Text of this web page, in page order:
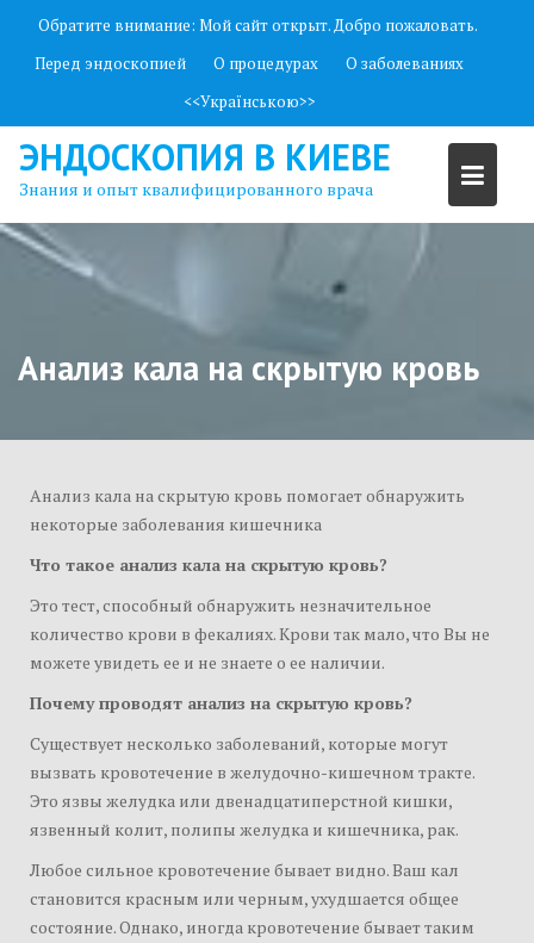
й
с
м
Обратите внимание: Мой сайт открыт. Добро пожаловать.
Перед эндоскопией
О процедурах
О заболеваниях
<<Українською>>
ЭНДОСКОПИЯ В КИЕВЕ
Знания и опыт квалифицированного врача
Анализ кала на скрытую кровь
Анализ кала на скрытую кровь помогает обнаружить
некоторые заболевания кишечника
Что такое анализ кала на скрытую кровь?
Это тест, способный обнаружить незначительное
количество крови в фекалиях. Крови так мало, что Вы не
можете увидеть ее и не знаете о ее наличии.
Почему проводят анализ на скрытую кровь?
Существует несколько заболеваний, которые могут
вызвать кровотечение в желудочно-кишечном тракте.
Это язвы желудка или двенадцатиперстной кишки,
язвенный колит, полипы желудка и кишечника, рак.
Любое сильное кровотечение бывает видно. Ваш кал
становится красным или черным, ухудшается общее
состояние. Однако, иногда кровотечение бывает таким